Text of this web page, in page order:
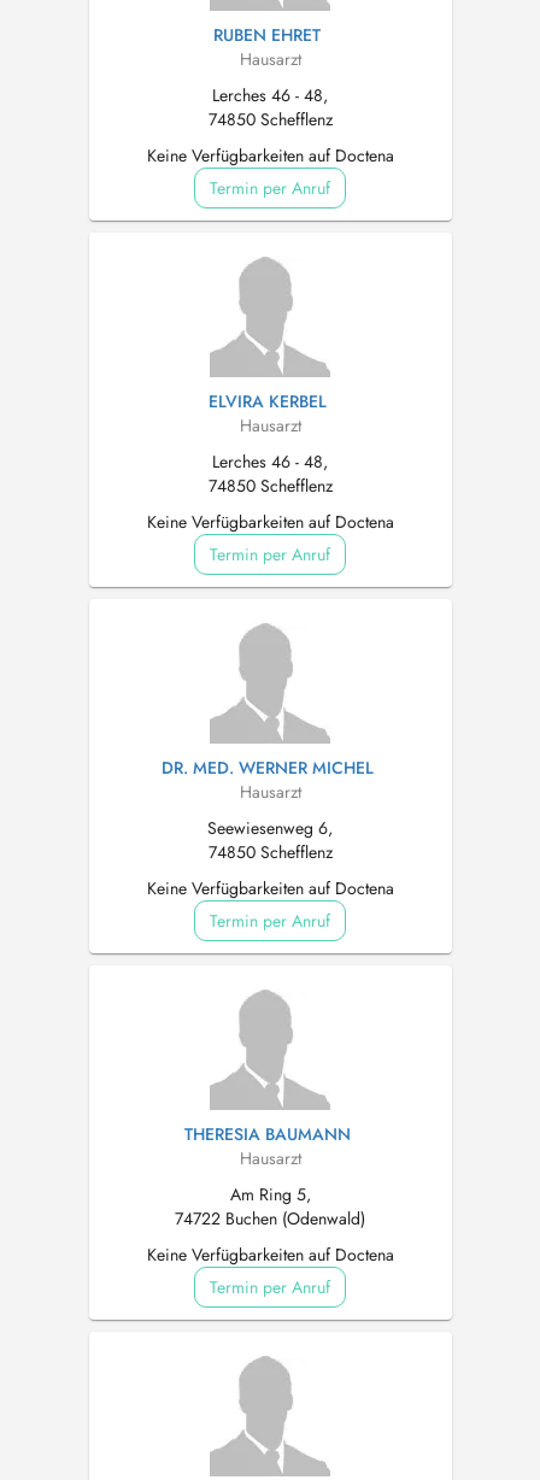
RUBEN EHRET
Hausarzt
Lerches 46 - 48,
74850 Schefflenz
Keine Verfügbarkeiten auf Doctena
Termin per Anruf
ELVIRA KERBEL
Hausarzt
Lerches 46 - 48,
74850 Schefflenz
Keine Verfügbarkeiten auf Doctena
Termin per Anruf
DR. MED. WERNER MICHEL
Hausarzt
Seewiesenweg 6,
74850 Schefflenz
Keine Verfügbarkeiten auf Doctena
Termin per Anruf
THERESIA BAUMANN
Hausarzt
Am Ring 5,
74722 Buchen (Odenwald)
Keine Verfügbarkeiten auf Doctena
Termin per Anruf